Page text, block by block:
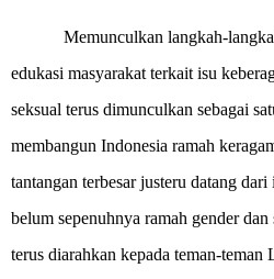
Memunculkan langkah-
edukasi masyarakat terkait isu
seksual terus dimunculkan sebagai
membangun Indonesia ramah
tantangan terbesar justeru datang
belum sepenuhnya ramah gender
terus diarahkan kepada teman-